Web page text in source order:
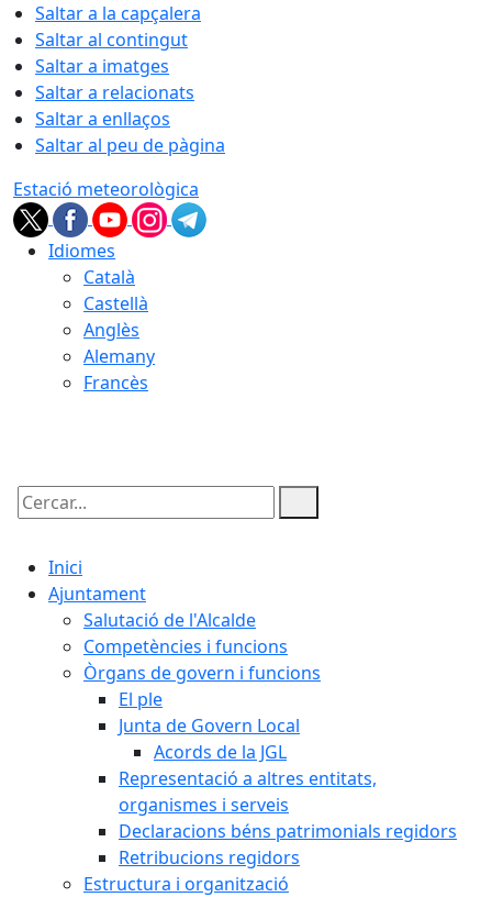
Saltar a la capçalera
Saltar al contingut
Saltar a imatges
Saltar a relacionats
Saltar a enllaços
Saltar al peu de pàgina
Estació meteorològica
Idiomes
Català
Castellà
Anglès
Alemany
Francès
Cercar:
Inici
Ajuntament
Salutació de l'Alcalde
Competències i funcions
Òrgans de govern i funcions
El ple
Junta de Govern Local
Acords de la JGL
Representació a altres entitats,
organismes i serveis
Declaracions béns patrimonials regidors
Retribucions regidors
Estructura i organització